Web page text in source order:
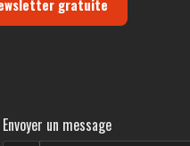
gratuite
Envoyer un message